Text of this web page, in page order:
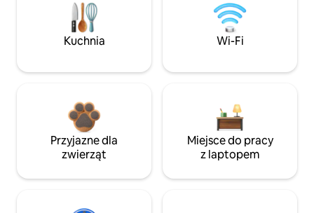
Kuchnia Wi-Fi
Przyjazne dla
zwierząt
Miejsce do pracy
z laptopem